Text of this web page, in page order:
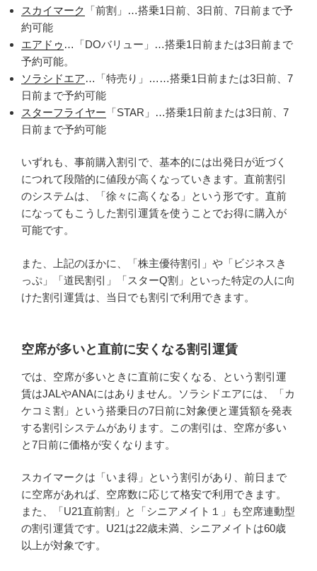
スカイマーク
「前割」…搭乗1日前、3日前、7日前まで予
約可能
エアドゥ …「DOバリュー」…搭乗1日前または3日前まで
予約可能。
ソラシドエア…「特売り」……搭乗1日前または3日前、7
日前まで予約可能
スターフライヤー 「STAR」…搭乗1日前または3日前、7
日前まで予約可能
いずれも、事前購入割引で、基本的には出発日が近づく
につれて段階的に値段が高くなっていきます。直前割引
のシステムは、「徐々に高くなる」という形です。直前
になってもこうした割引運賃を使うことでお得に購入が
可能です。
また、上記のほかに、「株主優待割引」や「ビジネスき
っぷ」「道民割引」「スターQ割」といった特定の人に向
けた割引運賃は、当日でも割引で利用できます。
空席が多いと直前に安くなる割引運賃
では、空席が多いときに直前に安くなる、という割引運
賃はJALやANAにはありません。ソラシドエアには、「カ
ケコミ割」という搭乗日の7日前に対象便と運賃額を発表
する割引システムがあります。この割引は、空席が多い
と7日前に価格が安くなります。
スカイマークは「いま得」という割引があり、前日まで
に空席があれば、空席数に応じて格安で利用できます。
また、「U21直前割」と「シニアメイト１」も空席連動型
の割引運賃です。U21は22歳未満、シニアメイトは60歳
以上が対象です。